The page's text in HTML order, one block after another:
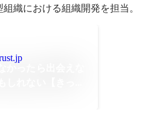
織における組織開発を担当。